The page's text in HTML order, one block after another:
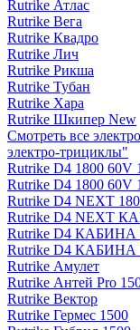
Rutrike Атлас
Rutrike Вега
Rutrike Квадро
Rutrike Лич
Rutrike Рикша
Rutrike Тубан
Rutrike Хара
Rutrike Шкипер New
Смотреть все
электро‑трициклы"
Rutrike D4 1800 60V
Rutrike D4 1800 60V
Rutrike D4 NEXT
Rutrike D4 NEXT
Rutrike D4 КАБИНА
Rutrike D4 КАБИНА
Rutrike Амулет
Rutrike Антей Pro
Rutrike Вектор
Rutrike Гермес 1500